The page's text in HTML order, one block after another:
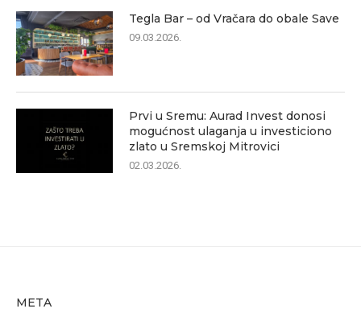
Tegla Bar – od Vračara do obale Save
09.03.2026.
Prvi u Sremu: Aurad Invest donosi
mogućnost ulaganja u investiciono
zlato u Sremskoj Mitrovici
02.03.2026.
META